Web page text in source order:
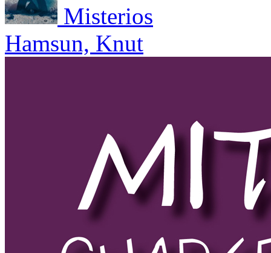
Misterios
Hamsun, Knut